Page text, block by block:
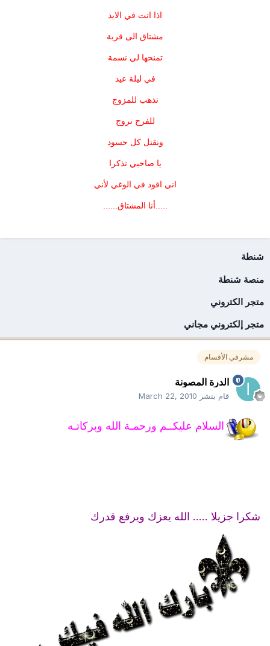
اذا اتت في الايد
مشتاق الى قربة
تمنحها لي نسمة
في ليلة عيد
نذهب للمزوج
للفرح نروج
ونقتل كل حسود
يا صاحبي تذكرا
اني اقود في الوغي لأني
.....أنا المشتاق......
شنطة
منصة شنطة
متجر الكتروني
متجر إلكتروني مجاني
مشرفي الأقسام
الدرة المصونة
قام بنشر March 22, 2010
السلام عليكــم ورحمـة الله وبركاتـه
شكرا جزيلا ..... الله يعزك ويرفع قدرك